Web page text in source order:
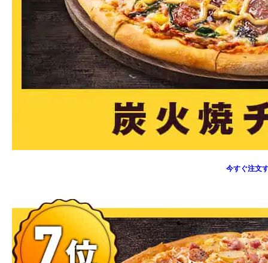
今すぐ注文